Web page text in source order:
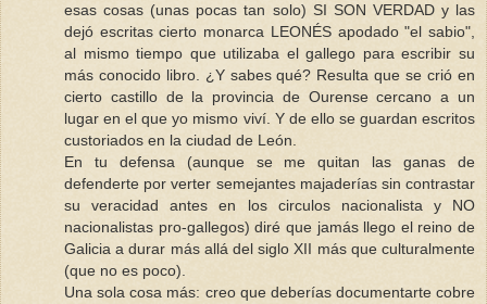
esas cosas (unas pocas tan solo) SI SON VERDAD y las
dejó escritas cierto monarca LEONÉS apodado "el sabio",
al mismo tiempo que utilizaba el gallego para escribir su
más conocido libro. ¿Y sabes qué? Resulta que se crió en
cierto castillo de la provincia de Ourense cercano a un
lugar en el que yo mismo viví. Y de ello se guardan escritos
custoriados en la ciudad de León.
En tu defensa (aunque se me quitan las ganas de
defenderte por verter semejantes majaderías sin contrastar
su veracidad antes en los circulos nacionalista y NO
nacionalistas pro-gallegos) diré que jamás llego el reino de
Galicia a durar más allá del siglo XII más que culturalmente
(que no es poco).
Una sola cosa más: creo que deberías documentarte cobre